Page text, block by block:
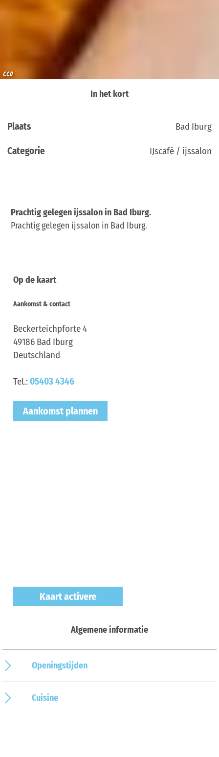
CC0
In het kort
Plaats Bad Iburg
Categorie IJscafé / ijssalon
Prachtig gelegen ijssalon in Bad Iburg.
Prachtig gelegen ijssalon in Bad Iburg.
Op de kaart
Aankomst & contact
Beckerteichpforte 4
49186 Bad Iburg
Deutschland
Tel.: 05403 4346
Aankomst plannen
Kaart activere
Algemene informatie
Openingstijden
Cuisine